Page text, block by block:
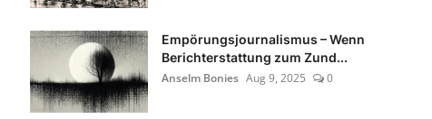
Empörungsjournalismus – Wenn
Berichterstattung zum Zund...
Anselm Bonies Aug 9, 2025 0